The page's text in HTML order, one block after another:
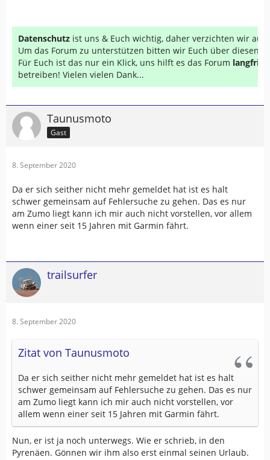
Datenschutz ist uns & Euch wichtig, daher verzichten wir auf
Um das Forum zu unterstützen bitten wir Euch über diesen
Für Euch ist das nur ein Klick, uns hilft es das Forum
betreiben! Vielen vielen Dank...
Taunusmoto
Gast
8. September 2020
Da er sich seither nicht mehr gemeldet hat ist es halt
schwer gemeinsam auf Fehlersuche zu gehen. Das es nur
am Zumo liegt kann ich mir auch nicht vorstellen, vor allem
wenn einer seit 15 Jahren mit Garmin fährt.
trailsurfer
8. September 2020
Zitat von Taunusmoto
Da er sich seither nicht mehr gemeldet hat ist es halt
schwer gemeinsam auf Fehlersuche zu gehen. Das es nur
am Zumo liegt kann ich mir auch nicht vorstellen, vor
allem wenn einer seit 15 Jahren mit Garmin fährt.
Nun, er ist ja noch unterwegs. Wie er schrieb, in den
Pyrenäen. Gönnen wir ihm also erst einmal seinen Urlaub.